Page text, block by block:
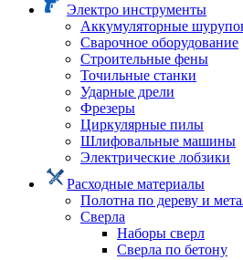
Электро инструменты
Аккумуляторные
Сварочное оборудование
Строительные фены
Точильные станки
Ударные дрели
Фрезеры
Циркулярные пилы
Шлифовальные машины
Электрические лобзики
Расходные материалы
Полотна по дереву и
Сверла
Наборы сверл
Сверла по бетону